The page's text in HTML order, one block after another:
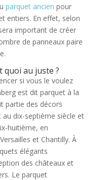
parquet ancien pour
entiers. En effet, selon
important de créer
de panneaux paire
quoi au juste ?
si vous le voulez
est dit parquet à la
partie des décors
au dix-septième siècle et
huitième, en
et Chantilly. À
élégants
des châteaux et
Le parquet